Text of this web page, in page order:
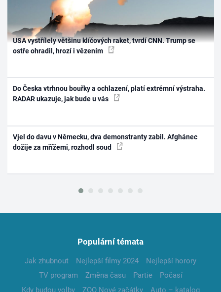
USA vystřílely většinu klíčových raket, tvrdí CNN. Trump se
ostře ohradil, hrozí i vězením
Do Česka vtrhnou bouřky a ochlazení, platí extrémní výstraha.
RADAR ukazuje, jak bude u vás
Vjel do davu v Německu, dva demonstranty zabil. Afghánec
dožije za mřížemi, rozhodl soud
Populární témata
Jak zhubnout Nejlepší filmy 2024
Nejlepší horory
TV program
Změna času Partie
Počasí
Kdy budou volby
ZOO Nové začátky
Auto – katalog